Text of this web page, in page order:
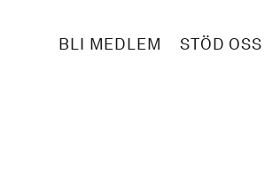
BLI MEDLEM STÖD OSS